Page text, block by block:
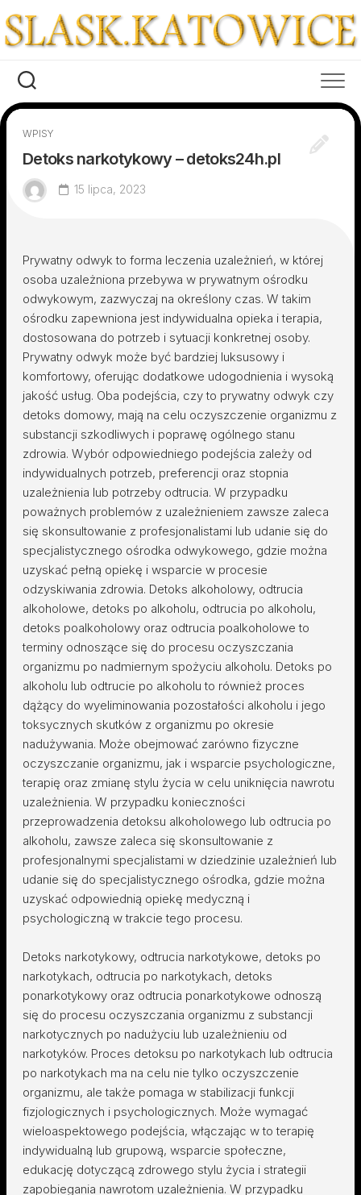
to
content
WPISY
Detoks narkotykowy – detoks24h.pl
15 lipca, 2023
Prywatny odwyk to forma leczenia uzależnień, w której
osoba uzależniona przebywa w prywatnym ośrodku
odwykowym, zazwyczaj na określony czas. W takim
ośrodku zapewniona jest indywidualna opieka i terapia,
dostosowana do potrzeb i sytuacji konkretnej osoby.
Prywatny odwyk może być bardziej luksusowy i
komfortowy, oferując dodatkowe udogodnienia i wysoką
jakość usług. Oba podejścia, czy to prywatny odwyk czy
detoks domowy, mają na celu oczyszczenie organizmu z
substancji szkodliwych i poprawę ogólnego stanu
zdrowia. Wybór odpowiedniego podejścia zależy od
indywidualnych potrzeb, preferencji oraz stopnia
uzależnienia lub potrzeby odtrucia. W przypadku
poważnych problemów z uzależnieniem zawsze zaleca
się skonsultowanie z profesjonalistami lub udanie się do
specjalistycznego ośrodka odwykowego, gdzie można
uzyskać pełną opiekę i wsparcie w procesie
odzyskiwania zdrowia. Detoks alkoholowy, odtrucia
alkoholowe, detoks po alkoholu, odtrucia po alkoholu,
detoks poalkoholowy oraz odtrucia poalkoholowe to
terminy odnoszące się do procesu oczyszczania
organizmu po nadmiernym spożyciu alkoholu. Detoks po
alkoholu lub odtrucie po alkoholu to również proces
dążący do wyeliminowania pozostałości alkoholu i jego
toksycznych skutków z organizmu po okresie
nadużywania. Może obejmować zarówno fizyczne
oczyszczanie organizmu, jak i wsparcie psychologiczne,
terapię oraz zmianę stylu życia w celu uniknięcia nawrotu
uzależnienia. W przypadku konieczności
przeprowadzenia detoksu alkoholowego lub odtrucia po
alkoholu, zawsze zaleca się skonsultowanie z
profesjonalnymi specjalistami w dziedzinie uzależnień lub
udanie się do specjalistycznego ośrodka, gdzie można
uzyskać odpowiednią opiekę medyczną i
psychologiczną w trakcie tego procesu.
Detoks narkotykowy, odtrucia narkotykowe, detoks po
narkotykach, odtrucia po narkotykach, detoks
ponarkotykowy oraz odtrucia ponarkotykowe odnoszą
się do procesu oczyszczania organizmu z substancji
narkotycznych po nadużyciu lub uzależnieniu od
narkotyków. Proces detoksu po narkotykach lub odtrucia
po narkotykach ma na celu nie tylko oczyszczenie
organizmu, ale także pomaga w stabilizacji funkcji
fizjologicznych i psychologicznych. Może wymagać
wieloaspektowego podejścia, włączając w to terapię
indywidualną lub grupową, wsparcie społeczne,
edukację dotyczącą zdrowego stylu życia i strategii
zapobiegania nawrotom uzależnienia. W przypadku